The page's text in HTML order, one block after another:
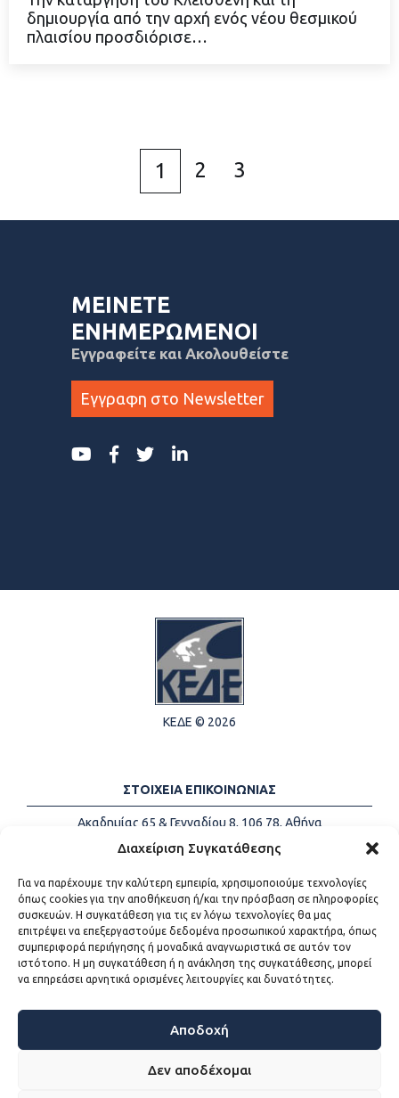
Διαχείριση Συγκατάθεσης
Για να παρέχουμε την καλύτερη εμπειρία, χρησιμοποιούμε τεχνολογίες
όπως cookies για την αποθήκευση ή/και την πρόσβαση σε πληροφορίες
συσκευών. Η συγκατάθεση για τις εν λόγω τεχνολογίες θα μας
επιτρέψει να επεξεργαστούμε δεδομένα προσωπικού χαρακτήρα, όπως
συμπεριφορά περιήγησης ή μοναδικά αναγνωριστικά σε αυτόν τον
ιστότοπο. Η μη συγκατάθεση ή η ανάκληση της συγκατάθεσης, μπορεί
να επηρεάσει αρνητικά ορισμένες λειτουργίες και δυνατότητες.
Αποδοχή
Δεν αποδέχομαι
δημιουργία από την αρχή ενός νέου θεσμικού
πλαισίου προσδιόρισε…
1 2 3
ΜΕΙΝΕΤΕ
ΕΝΗΜΕΡΩΜΕΝΟΙ
Εγγραφείτε και Ακολουθείστε
Εγγραφη στο Newsletter
ΚΕΔΕ © 2026
ΣΤΟΙΧΕΙΑ ΕΠΙΚΟΙΝΩΝΙΑΣ
Ακαδημίας 65 & Γενναδίου 8, 106 78, Αθήνα
Τηλέφωνα:
+30 213-2147500
Email:
info@kede.gr
ΧΡΗΣΙΜΟΙ ΣΥΝΔΕΣΜΟΙ
Η ΚΕΔΕ
Sitemap
Προσβασιμότητα
Όροι χρήσης